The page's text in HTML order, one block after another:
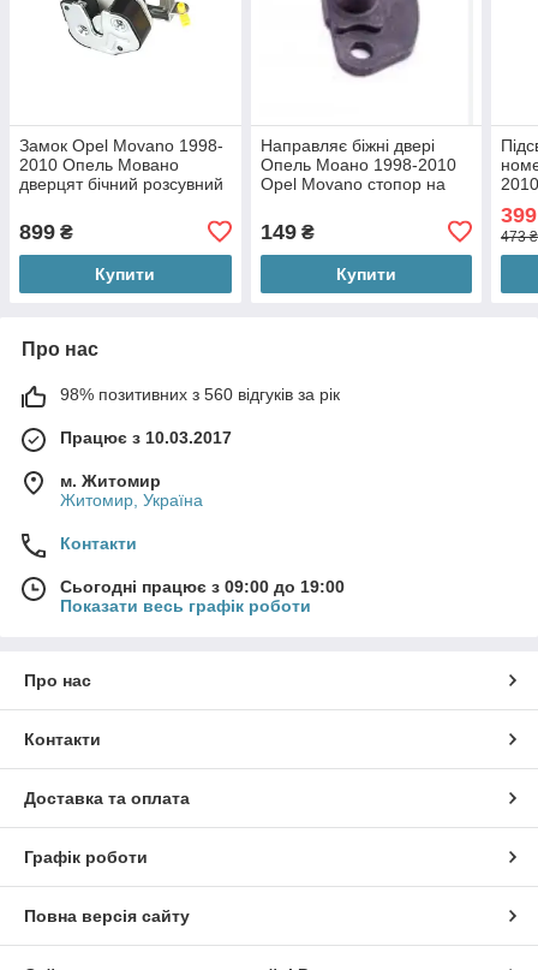
Замок Opel Movano 1998-
2010 Опель Мовано
дверцят бічний розсувний
899 ₴
Купити
Направляє біжні двері
Опель Моано 1998-2010
Opel Movano стопор на
149₴
Купити
399
473
Про нас
98% позитивних з 560 відгуків за рік
Працює з 10.03.2017
м. Житомир
Житомир, Україна
Контакти
Сьогодні працює з 09:00 до 19:00
Показати весь графік роботи
Про нас
Контакти
Доставка та оплата
Графік роботи
Повна версія сайту